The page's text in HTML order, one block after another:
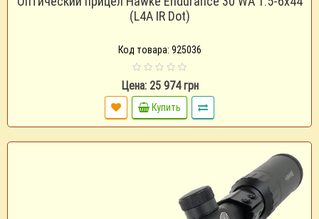
(L4A IR Dot)
Код товара: 925036
Цена: 25 974 грн
Купить